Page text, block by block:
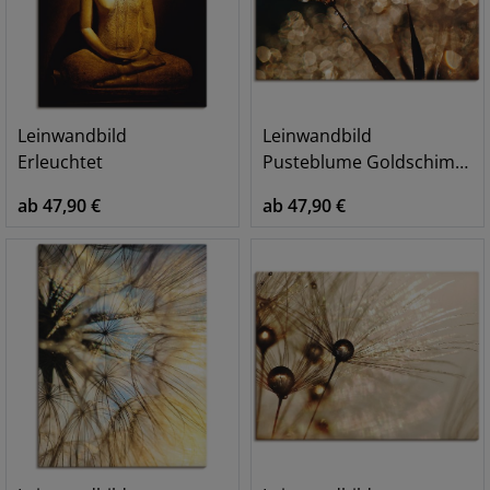
Leinwandbild
Erleuchtet
ab 47,90 €
Leinwandbild
Pusteblume Goldschimmer
ab 47,90 €